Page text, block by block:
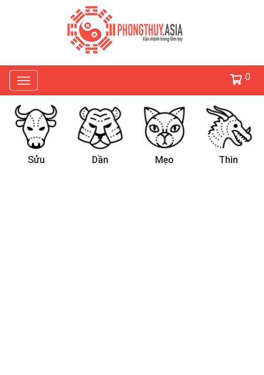
0
Sửu Dần Mẹo Thìn